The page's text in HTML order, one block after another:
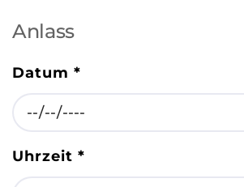
Anlass
Datum *
Uhrzeit *